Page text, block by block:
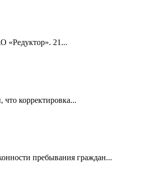
«Редуктор». 21...
корректировка...
пребывания граждан...